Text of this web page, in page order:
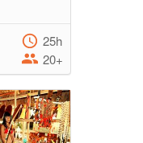
25h
20+